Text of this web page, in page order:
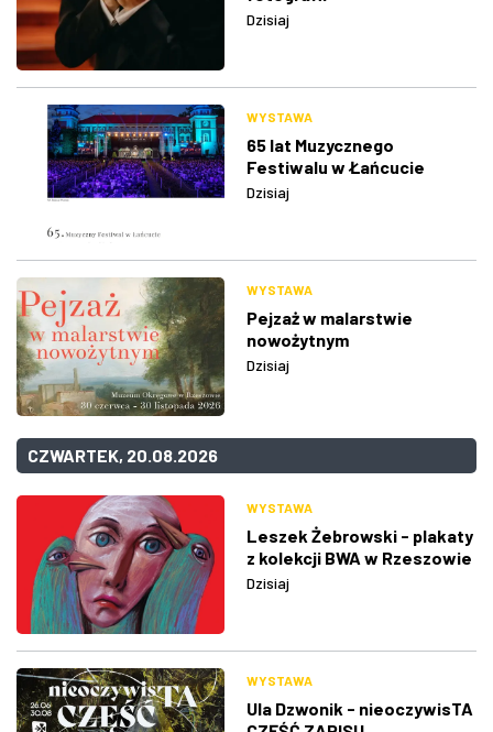
Dzisiaj
WYSTAWA
65 lat Muzycznego
Festiwalu w Łańcucie
Dzisiaj
WYSTAWA
Pejzaż w malarstwie
nowożytnym
Dzisiaj
CZWARTEK, 20.08.2026
WYSTAWA
Leszek Żebrowski - plakaty
z kolekcji BWA w Rzeszowie
Dzisiaj
WYSTAWA
Ula Dzwonik - nieoczywisTA